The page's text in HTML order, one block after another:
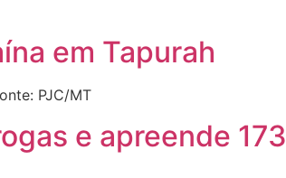
em Tapurah
PJC/MT
e apreende 173